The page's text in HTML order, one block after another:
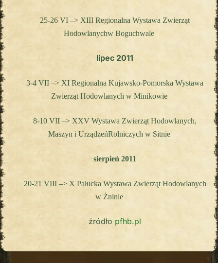
25-26 VI –> XIII Regionalna Wystawa Zwierząt
Hodowlanychw Boguchwale
lipec 2011
3-4 VII –> XI Regionalna Kujawsko-Pomorska Wystawa
Zwierząt Hodowlanych w Minikowie
8-10 VII –> XXV Wystawa Zwierząt Hodowlanych,
Maszyn i UrządzeńRolniczych w Sitnie
sierpień 2011
20-21 VIII –> X Pałucka Wystawa Zwierząt Hodowlanych
w Żninie
źródło pfhb.pl